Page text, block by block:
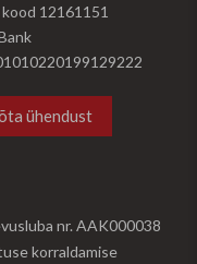
kood 12161151
ühendust
nr. AAK000038
korraldamise